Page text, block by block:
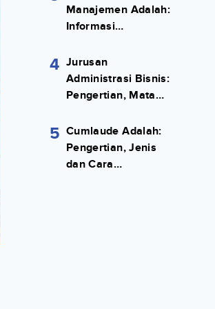
Manajemen Adalah:
Informasi
4 Jurusan
Administrasi Bisnis:
Pengertian, Mata
Kerja Lengkap
5 Cumlaude Adalah:
Pengertian, Jenis
dan Cara